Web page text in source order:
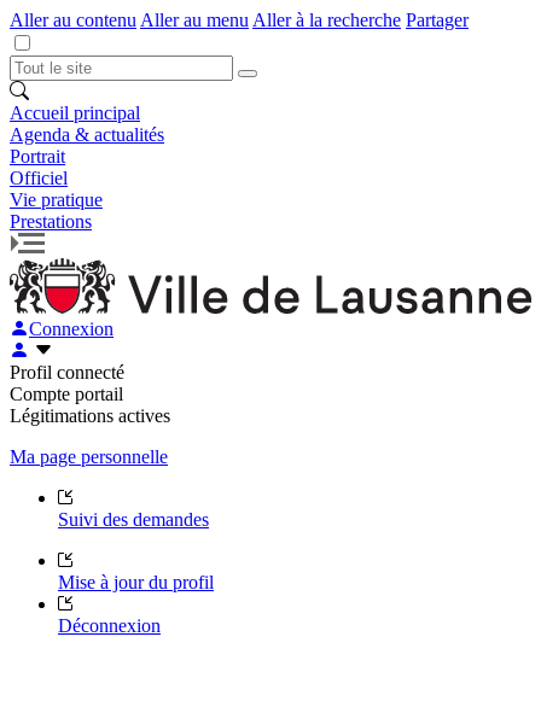
Aller au contenu Aller au menu Aller à la recherche Partager
Accueil principal
Agenda & actualités
Portrait
Officiel
Vie pratique
Prestations
Connexion
Profil connecté
Compte portail
Légitimations actives
Ma page personnelle
Suivi des demandes
Mise à jour du profil
Déconnexion